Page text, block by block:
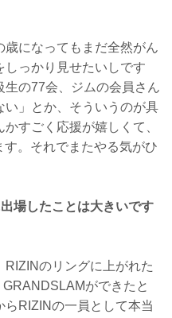
になってもまだ全然がん
しっかり見せたいしです
生の77会、ジムの会員さん
い」とか、そういうのが具
すごく応援が嬉しくて、
。それでまたやる気がひ
場したことは大きいです
のリングに上がれた
ができたと
RIZINの一員として本当